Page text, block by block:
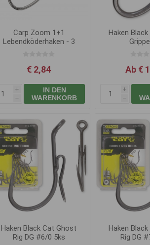
Carp Zoom 1+1
Lebendköderhaken - 3
€ 2,84
i
h
IN DEN
WARENKORB
Haken
Ab €
i
h
Haken Black Cat Ghost
Rig DG #6/0 5ks
Haken
Rig DG